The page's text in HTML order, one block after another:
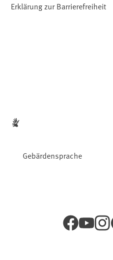
Erklärung zur Barrierefreiheit
Gebärdensprache